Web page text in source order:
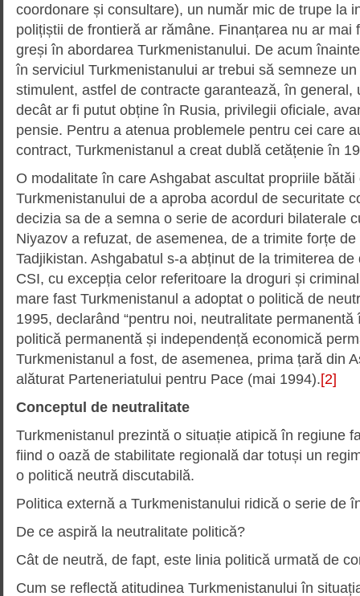
coordonare și consultare), un număr mic de trupe la
polițiștii de frontieră ar rămâne. Finanțarea nu ar mai
greși în abordarea Turkmenistanului. De acum
în serviciul Turkmenistanului ar trebui să semneze
stimulent, astfel de contracte garantează, în general,
decât ar fi putut obține în Rusia, privilegii oficiale,
pensie. Pentru a atenua problemele pentru cei care
contract, Turkmenistanul a creat dublă cetățenie în
O modalitate în care Ashgabat ascultat propriile bătăi
Turkmenistanului de a aproba acordul de securitate
decizia sa de a semna o serie de acorduri bilaterale
Niyazov a refuzat, de asemenea, de a trimite forțe
Tadjikistan. Ashgabatul s-a abținut de la trimiterea
CSI, cu excepția celor referitoare la droguri și
mare fast Turkmenistanul a adoptat o politică de
1995, declarând “pentru noi, neutralitate
politică permanentă și independență economică
Turkmenistanul a fost, de asemenea, prima țară din
alăturat Parteneriatului pentru Pace (mai 1994).[2]
Conceptul de neutralitate
Turkmenistanul prezintă o situație atipică în regiune
fiind o oază de stabilitate regională dar totuși un
o politică neutră discutabilă.
Politica externă a Turkmenistanului ridică o serie de
De ce aspiră la neutralitate politică?
Cât de neutră, de fapt, este linia politică urmată de
Cum se reflectă atitudinea Turkmenistanului în